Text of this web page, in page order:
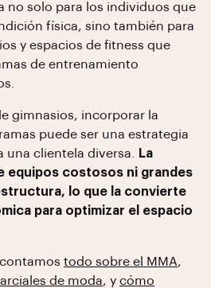
no solo para los individuos que
física, sino también para
y espacios de fitness que
de entrenamiento
gimnasios, incorporar la
puede ser una estrategia
una clientela diversa.
La
equipos costosos ni grandes
lo que la convierte
para optimizar el espacio
todo sobre el MMA,
de moda, y cómo